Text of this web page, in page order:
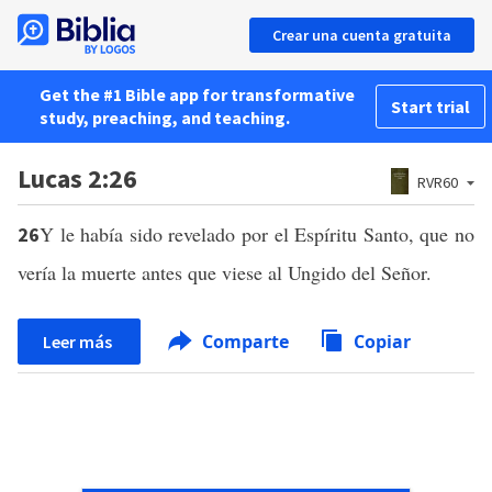
Crear una cuenta gratuita
Get the #1 Bible app for transformative
study, preaching, and teaching.
Start trial
Lucas 2:26 RVR60
26Y le había sido revelado por el Espíritu Santo, que no
vería la muerte antes que viese al Ungido del Señor.
Leer más Comparte Copiar